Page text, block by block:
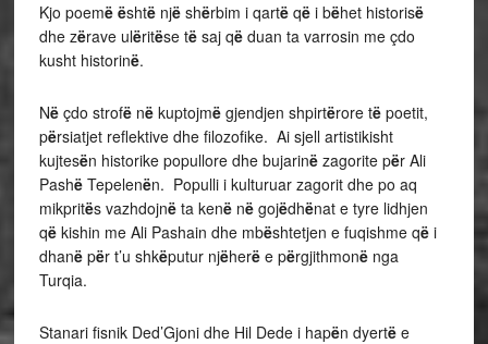
Kjo poemë ështënjëshërbim i qartëqëi bëhet historisë
dhe zërave ulëritëse tësaj qëduan ta varrosin me çdo
kusht historinë.
Nëçdo strofënëkuptojmëgjendjen shpirtërore tëpoetit,
përsiatjet reflektive dhe filozofike. Ai sjell artistikisht
kujtesën historike popullore dhe bujarinëzagorite për Ali
PashëTepelenën. Populli i kulturuar zagorit dhe po aq
mikpritës vazhdojnëta kenënëgojëdhënat e tyre lidhjen
qëkishin me Ali Pashain dhe mbështetjen e fuqishme qëi
dhanëpër t’u shkëputur njëherëe përgjithmonënga
Turqia.
Stanari fisnik Ded’Gjoni dhe Hil Dede i hapën dyertëe